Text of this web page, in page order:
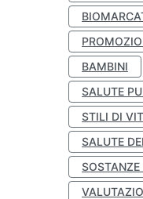
BAMBINI
SALUTE
STILI DI
SALUTE